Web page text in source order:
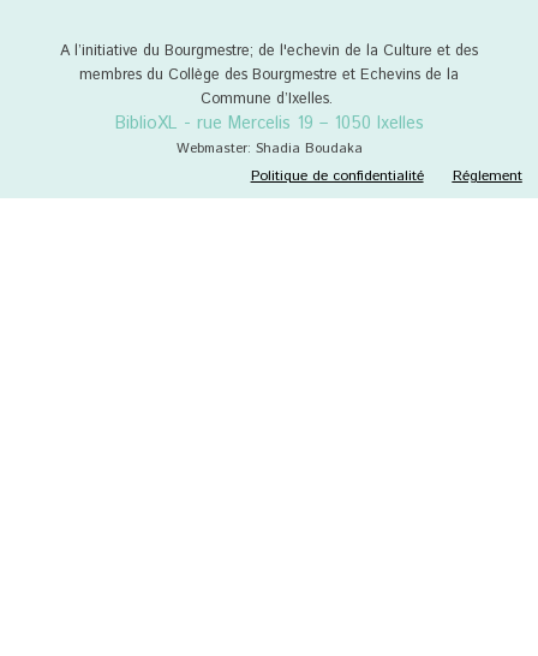
A l’initiative du Bourgmestre; de l'echevin de la Culture et des
membres du Collège des Bourgmestre et Echevins de la
Commune d’Ixelles.
BiblioXL - rue Mercelis 19 – 1050 Ixelles
Webmaster: Shadia Boudaka
Politique de confidentialité
Réglement